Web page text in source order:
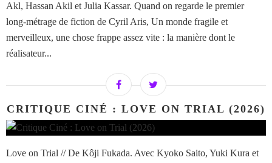
Akl, Hassan Akil et Julia Kassar. Quand on regarde le premier
long-métrage de fiction de Cyril Aris, Un monde fragile et
merveilleux, une chose frappe assez vite : la manière dont le
réalisateur...
CRITIQUE CINÉ : LOVE ON TRIAL (2026)
Love on Trial // De Kôji Fukada. Avec Kyoko Saito, Yuki Kura et